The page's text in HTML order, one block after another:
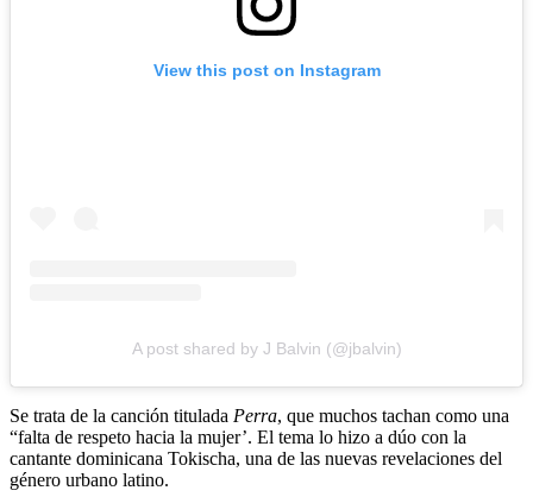
View this post on Instagram
A post shared by J Balvin (@jbalvin)
Se trata de la canción titulada Perra, que muchos tachan como una
“falta de respeto hacia la mujer’. El tema lo hizo a dúo con la
cantante dominicana Tokischa, una de las nuevas revelaciones del
género urbano latino.